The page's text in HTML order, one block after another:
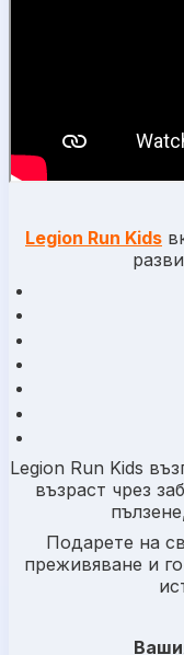
Legion Run Kids
Legion Run Kids
възраст чрез
Подарете на
преживяване и